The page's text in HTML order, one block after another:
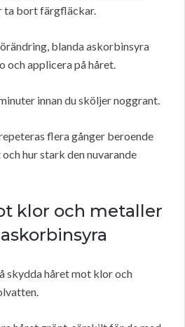
ta bort färgfläckar.
blanda askorbinsyra
och applicera på håret.
innan du sköljer noggrant.
flera gånger beroende
hur stark den nuvarande
klor och metaller
skydda håret mot klor och